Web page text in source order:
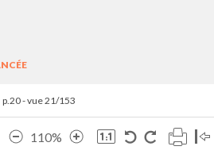
p.20 - vue 21/153
110%